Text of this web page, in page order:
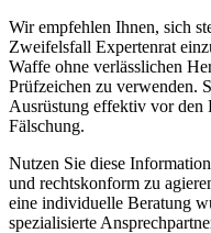
Wir empfehlen Ihnen, sich
Zweifelsfall Expertenrat
Waffe ohne verlässlichen
Prüfzeichen zu verwenden.
Ausrüstung effektiv vor den
Fälschung.
Nutzen Sie diese
und rechtskonform zu
eine individuelle Beratung
spezialisierte